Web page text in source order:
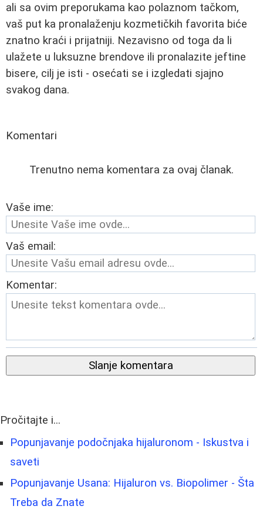
ali sa ovim preporukama kao polaznom tačkom,
vaš put ka pronalaženju kozmetičkih favorita biće
znatno kraći i prijatniji. Nezavisno od toga da li
ulažete u luksuzne brendove ili pronalazite jeftine
bisere, cilj je isti - osećati se i izgledati sjajno
svakog dana.
Komentari
Trenutno nema komentara za ovaj članak.
Vaše ime:
Vaš email:
Komentar:
Slanje komentara
Pročitajte i...
Popunjavanje podočnjaka hijaluronom - Iskustva i
saveti
Popunjavanje Usana: Hijaluron vs. Biopolimer - Šta
Treba da Znate